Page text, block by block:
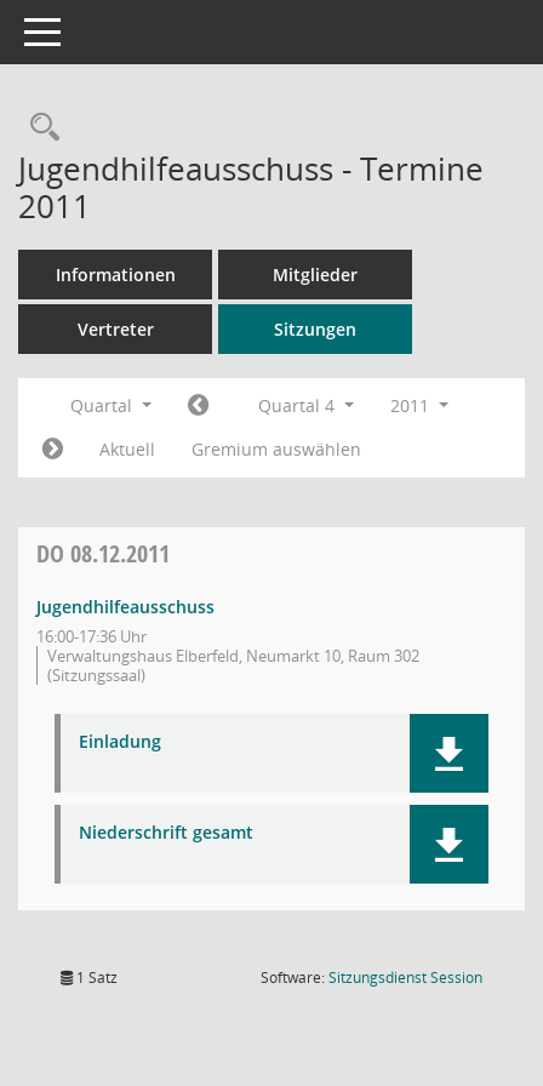
Toggle navigation
Rechercheauswahl
Jugendhilfeausschuss - Termine
2011
Informationen Mitglieder
Vertreter Sitzungen
Quartal Quartal 4
2011
Aktuell
Gremium auswählen
DO 08.12.2011
Jugendhilfeausschuss
16:00-17:36 Uhr
Verwaltungshaus Elberfeld, Neumarkt 10, Raum 302
(Sitzungssaal)
Einladung
Niederschrift gesamt
1 Satz Software:SitzungsdienstSession(Wird in